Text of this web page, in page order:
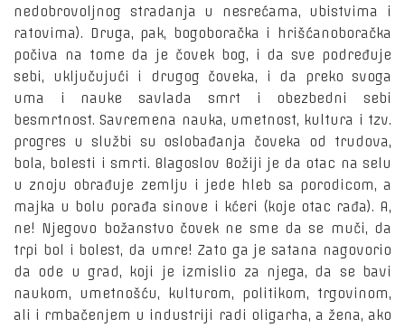
nedobrovoljnog stradanja u nesrećama, ubistvima i
ratovima). Druga, pak, bogoboračka i hrišćanoboračka
počiva na tome da je čovek bog, i da sve podređuje
sebi, uključujući i drugog čoveka, i da preko svoga
uma i nauke savlada smrt i obezbedni sebi
besmrtnost. Savremena nauka, umetnost, kultura i tzv.
progres u službi su oslobađanja čoveka od trudova,
bola, bolesti i smrti. Blagoslov Božiji je da otac na selu
u znoju obrađuje zemlju i jede hleb sa porodicom, a
majka u bolu porađa sinove i kćeri (koje otac rađa). A,
ne! Njegovo božanstvo čovek ne sme da se muči, da
trpi bol i bolest, da umre! Zato ga je satana nagovorio
da ode u grad, koji je izmislio za njega, da se bavi
naukom, umetnošću, kulturom, politikom, trgovinom,
ali i rmbačenjem u industriji radi oligarha, a žena, ako